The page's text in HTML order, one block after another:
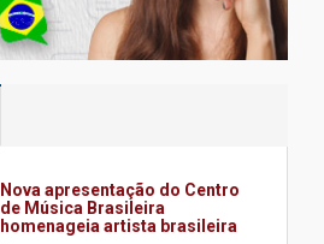
Nova apresentação do Centro
de Música Brasileira
homenageia artista brasileira